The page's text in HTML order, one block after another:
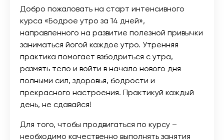
Добро пожаловать на старт интенсивного
курса «Бодрое утро за 14 дней»,
направленного на развитие полезной привычки
заниматься йогой каждое утро. Утренняя
практика помогает взбодриться с утра,
размять тело и войти в начало нового дня
полными сил, здоровья, бодрости и
прекрасного настроения. Практикуй каждый
день, не сдавайся!
Для того, чтобы продвигаться по курсу –
необходимо качественно выполнять занятия